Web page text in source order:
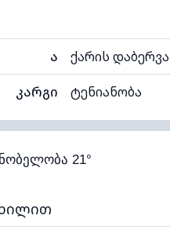
ა ქარის დაბერვა
კარგი ტენიანობა
71% (კომფორტული) ღრუბლიანობა
14°C ხილვადობა
21°